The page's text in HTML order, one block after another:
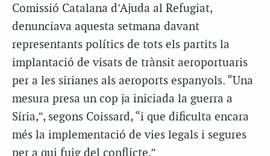
Comissió Catalana d’Ajuda al Refugiat,
denunciava aquesta setmana davant
representants polítics de tots els partits la
implantació de visats de trànsit aeroportuaris
per a les sirianes als aeroports espanyols. “Una
mesura presa un cop ja iniciada la guerra a
Síria,”, segons Coissard, “i que dificulta encara
més la implementació de vies legals i segures